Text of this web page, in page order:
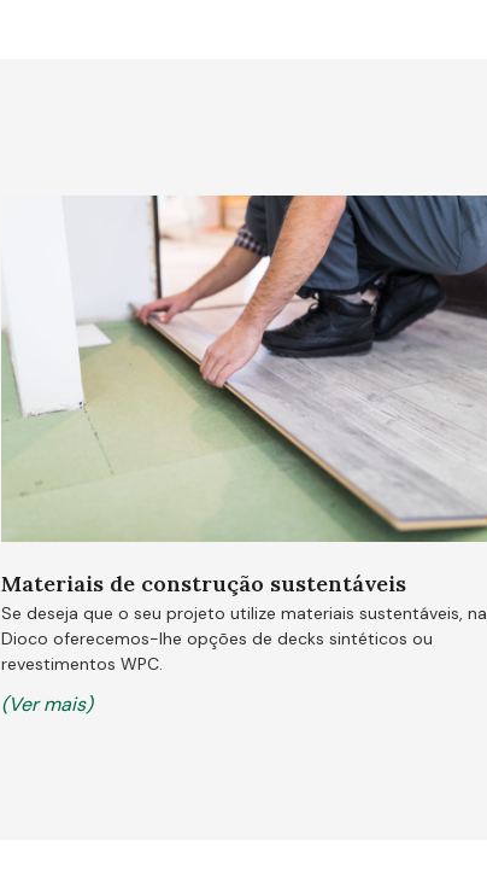
Materiais de construção sustentáveis
Se deseja que o seu projeto utilize materiais sustentáveis, na
Dioco oferecemos-lhe opções de decks sintéticos ou
revestimentos WPC.
(Ver mais)